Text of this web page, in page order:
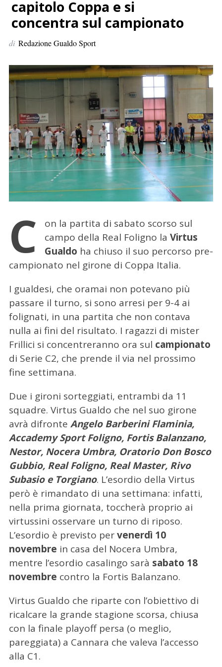
e
r
:
capitolo Coppa e si
concentra sul campionato
di Redazione Gualdo Sport
C
on la partita di sabato scorso sul
campo della Real Foligno la Virtus
Gualdo ha chiuso il suo percorso pre-
campionato nel girone di Coppa Italia.
I gualdesi, che oramai non potevano più
passare il turno, si sono arresi per 9-4 ai
folignati, in una partita che non contava
nulla ai fini del risultato. I ragazzi di mister
Frillici si concentreranno ora sul campionato
di Serie C2, che prende il via nel prossimo
fine settimana.
Due i gironi sorteggiati, entrambi da 11
squadre. Virtus Gualdo che nel suo girone
avrà difronte Angelo Barberini Flaminia,
Accademy Sport Foligno, Fortis Balanzano,
Nestor, Nocera Umbra, Oratorio Don Bosco
Gubbio, Real Foligno, Real Master, Rivo
Subasio e Torgiano. L’esordio della Virtus
però è rimandato di una settimana: infatti,
nella prima giornata, toccherà proprio ai
virtussini osservare un turno di riposo.
L’esordio è previsto pervenerdì 10
novembre in casa del Nocera Umbra,
mentre l’esordio casalingo sarà sabato 18
novembre contro la Fortis Balanzano.
Virtus Gualdo che riparte con l’obiettivo di
ricalcare la grande stagione scorsa, chiusa
con la finale playoff persa (o meglio,
pareggiata) a Cannara che valeva l’accesso
alla C1.